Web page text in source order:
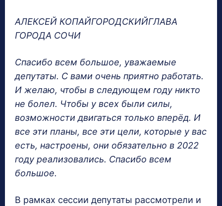
АЛЕКСЕЙ КОПАЙГОРОДСКИЙГЛАВА
ГОРОДА СОЧИ
Спасибо всем большое, уважаемые
депутаты. С вами очень приятно работать.
И желаю, чтобы в следующем году никто
не болел. Чтобы у всех были силы,
возможности двигаться только вперёд. И
все эти планы, все эти цели, которые у вас
есть, настроены, они обязательно в 2022
году реализовались. Спасибо всем
большое.
В рамках сессии депутаты рассмотрели и